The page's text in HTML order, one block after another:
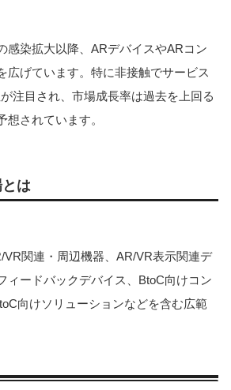
感染拡大以降、ARデバイスやARコン
広げています。特に非接触でサービス
注目され、市場成長率は過去を上回る
されています​​。
は
関連・周辺機器、AR/VR表示関連デ
ィードバックデバイス、BtoC向けコン
向けソリューションなどを含む広範